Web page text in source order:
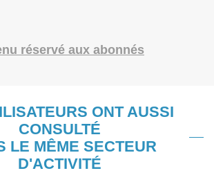
réservé aux abonnés
ONT AUSSI
CONSULTÉ
LE MÊME SECTEUR
D'ACTIVITÉ